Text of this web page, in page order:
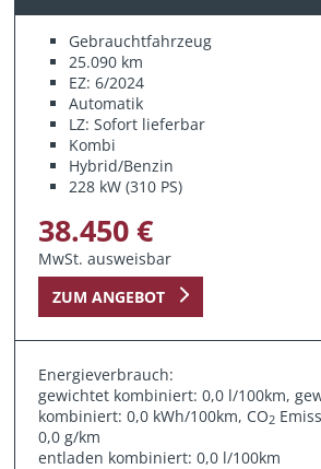
Gebrauchtfahrzeug
25.090 km
EZ: 6/2024
Automatik
LZ: Sofort lieferbar
Kombi
Hybrid/Benzin
228 kW (310 PS)
38.450 €
MwSt. ausweisbar
ZUM ANGEBOT
Energieverbrauch:
gewichtet kombiniert: 0,0 l/100km,
kombiniert: 0,0 kWh/100km, CO2
0,0 g/km
entladen kombiniert: 0,0 l/100km